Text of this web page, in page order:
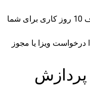
اگر کارفرمای شما تایید شود، ظرف 10 روز کاری برای شما
درخواست ویزا یا مجوز